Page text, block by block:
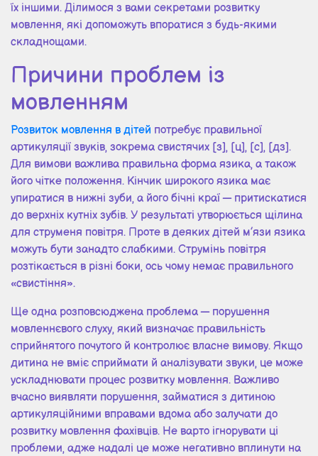
їх іншими. Ділимося з вами секретами розвитку
мовлення, які допоможуть впоратися з будь-якими
складнощами.
Причини проблем із
мовленням
Розвиток мовлення в дітей потребує правильної
артикуляції звуків, зокрема свистячих [з], [ц], [с], [дз].
Для вимови важлива правильна форма язика, а також
його чітке положення. Кінчик широкого язика має
упиратися в нижні зуби, а його бічні краї — притискатися
до верхніх кутніх зубів. У результаті утворюється щілина
для струменя повітря. Проте в деяких дітей м’язи язика
можуть бути занадто слабкими. Струмінь повітря
розтікається в різні боки, ось чому немає правильного
«свистіння».
Ще одна розповсюджена проблема — порушення
мовленнєвого слуху, який визначає правильність
сприйнятого почутого й контролює власне вимову. Якщо
дитина не вміє сприймати й аналізувати звуки, це може
ускладнювати процес розвитку мовлення. Важливо
вчасно виявляти порушення, займатися з дитиною
артикуляційними вправами вдома або залучати до
розвитку мовлення фахівців. Не варто ігнорувати ці
проблеми, адже надалі це може негативно вплинути на